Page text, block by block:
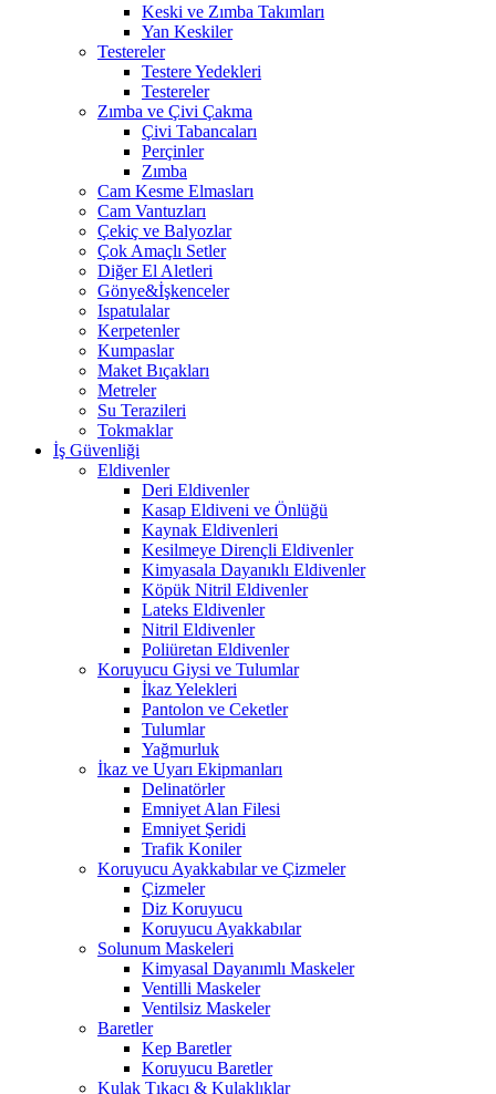
Keski ve Zımba Takımları
Yan Keskiler
Testereler
Testere Yedekleri
Testereler
Zımba ve Çivi Çakma
Çivi Tabancaları
Perçinler
Zımba
Cam Kesme Elmasları
Cam Vantuzları
Çekiç ve Balyozlar
Çok Amaçlı Setler
Diğer El Aletleri
Gönye&İşkenceler
Ispatulalar
Kerpetenler
Kumpaslar
Maket Bıçakları
Metreler
Su Terazileri
Tokmaklar
İş Güvenliği
Eldivenler
Deri Eldivenler
Kasap Eldiveni ve Önlüğü
Kaynak Eldivenleri
Kesilmeye Dirençli Eldivenler
Kimyasala Dayanıklı Eldivenler
Köpük Nitril Eldivenler
Lateks Eldivenler
Nitril Eldivenler
Poliüretan Eldivenler
Koruyucu Giysi ve Tulumlar
İkaz Yelekleri
Pantolon ve Ceketler
Tulumlar
Yağmurluk
İkaz ve Uyarı Ekipmanları
Delinatörler
Emniyet Alan Filesi
Emniyet Şeridi
Trafik Koniler
Koruyucu Ayakkabılar ve Çizmeler
Çizmeler
Diz Koruyucu
Koruyucu Ayakkabılar
Solunum Maskeleri
Kimyasal Dayanımlı Maskeler
Ventilli Maskeler
Ventilsiz Maskeler
Baretler
Kep Baretler
Koruyucu Baretler
Kulak Tıkacı & Kulaklıklar